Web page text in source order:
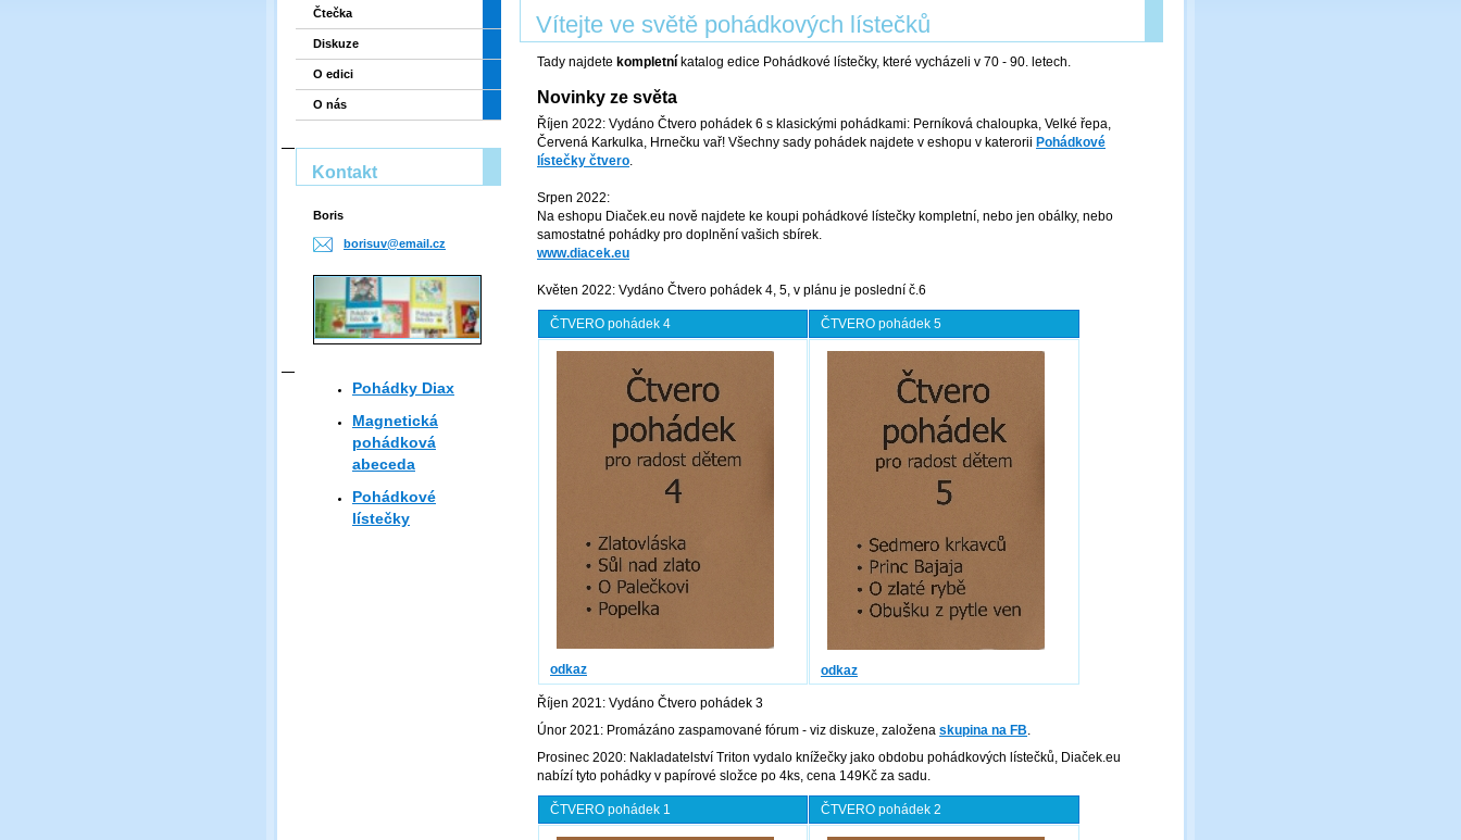
Vítejte ve světě pohádkových lístečků
Tady najdete kompletní katalog edice Pohádkové lístečky, které vycházeli v 70 - 90. letech.
Novinky ze světa
Říjen 2022: Vydáno Čtvero pohádek 6 s klasickými pohádkami: Perníková chaloupka, Velké řepa,
Červená Karkulka, Hrnečku vař! Všechny sady pohádek najdete v eshopu v katerorii Pohádkové
lístečky čtvero.
Srpen 2022:
Na eshopu Diaček.eu nově najdete ke koupi pohádkové lístečky kompletní, nebo jen obálky, nebo
samostatné pohádky pro doplnění vašich sbírek.
www.diacek.eu
Květen 2022: Vydáno Čtvero pohádek 4, 5, v plánu je poslední č.6
ČTVERO pohádek 4 ČTVERO pohádek 5
odkaz odkaz
Říjen 2021: Vydáno Čtvero pohádek 3
Únor 2021: Promázáno zaspamované fórum - viz diskuze, založena skupina na FB.
Prosinec 2020: Nakladatelství Triton vydalo knížečky jako obdobu pohádkových lístečků, Diaček.eu
nabízí tyto pohádky v papírové složce po 4ks, cena 149Kč za sadu.
ČTVERO pohádek 1 ČTVERO pohádek 2
Čtečka
Diskuze
O edici
O nás
Kontakt
Boris
borisuv@email.cz
Pohádky Diax
Magnetická
pohádková
abeceda
Pohádkové
lístečky